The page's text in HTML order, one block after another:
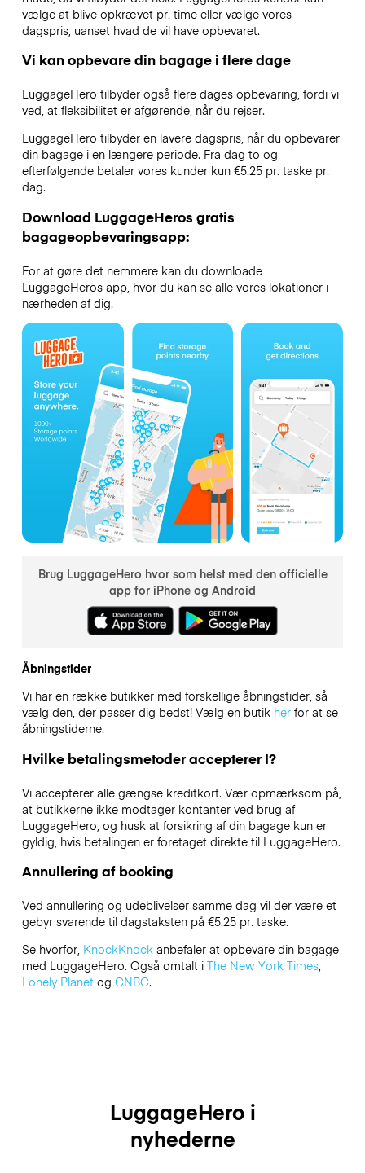
vælge at blive opkrævet pr. time eller vælge vores
dagspris, uanset hvad de vil have opbevaret.
Vi kan opbevare din bagage i flere dage
LuggageHero tilbyder også flere dages opbevaring, fordi vi
ved, at fleksibilitet er afgørende, når du rejser.
LuggageHero tilbyder en lavere dagspris, når du opbevarer
din bagage i en længere periode. Fra dag to og
efterfølgende betaler vores kunder kun €5.25 pr. taske pr.
dag.
Download LuggageHeros gratis
bagageopbevaringsapp:
For at gøre det nemmere kan du downloade
LuggageHeros app, hvor du kan se alle vores lokationer i
nærheden af dig.
Brug LuggageHero hvor som helst med den officielle
app for iPhone og Android
Åbningstider
Vi har en række butikker med forskellige åbningstider, så
vælg den, der passer dig bedst! Vælg en butik herfor at se
åbningstiderne.
Hvilke betalingsmetoder accepterer I?
Vi accepterer alle gængse kreditkort. Vær opmærksom på,
at butikkerne ikke modtager kontanter ved brug af
LuggageHero, og husk at forsikring af din bagage kun er
gyldig, hvis betalingen er foretaget direkte til LuggageHero.
Annullering af booking
Ved annullering og udeblivelser samme dag vil der være et
gebyr svarende til dagstaksten på €5.25 pr. taske.
Se hvorfor, KnockKnockanbefaler at opbevare din bagage
med LuggageHero. Også omtalt i The New York Times,
Lonely Planetog CNBC.
LuggageHero i
nyhederne